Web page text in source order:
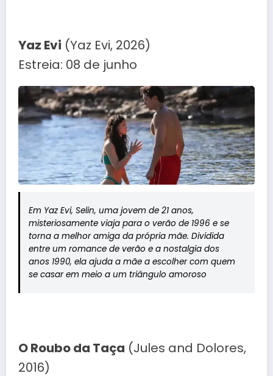
Yaz Evi (Yaz Evi, 2026)
Estreia: 08 de junho
Em Yaz Evi, Selin, uma jovem de 21 anos,
misteriosamente viaja para o verão de 1996 e se
torna a melhor amiga da própria mãe. Dividida
entre um romance de verão e a nostalgia dos
anos 1990, ela ajuda a mãe a escolher com quem
se casar em meio a um triângulo amoroso
O Roubo da Taça (Jules and Dolores,
2016)